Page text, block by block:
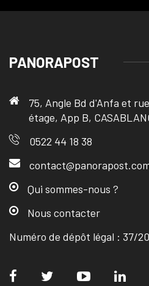
PANORAPOST
75, Angle Bd d'Anfa et
étage, App B,
0522 44 18 38
Qui sommes-nous ?
Nous contacter